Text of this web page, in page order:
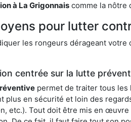
à La Grigonnais comme la nôtre
pour lutter
les rongeurs dérageant
centrée sur la lutte
permet de traiter tous les
plus en sécurité et loin des
etc.). Tout doit être mis en